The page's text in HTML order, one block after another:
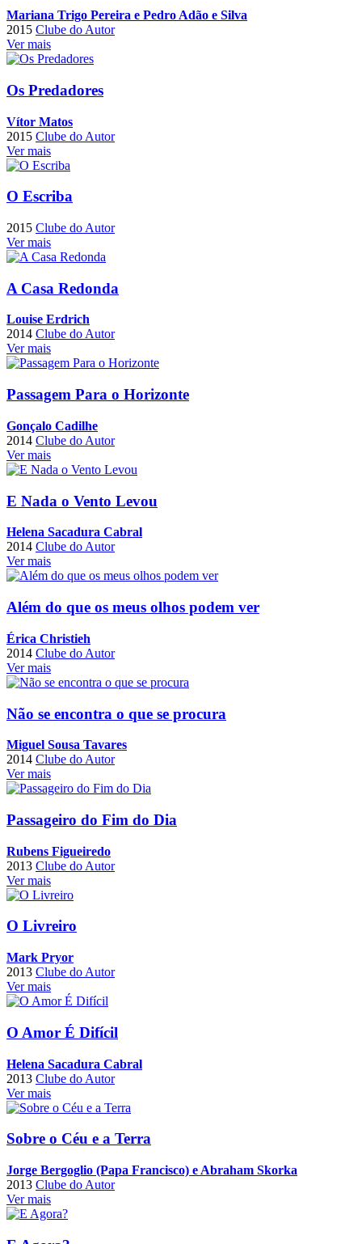
Mariana Trigo Pereira e Pedro Adão e Silva
2015 Clube do Autor
Ver mais
Os Predadores
Vítor Matos
2015 Clube do Autor
Ver mais
O Escriba
2015 Clube do Autor
Ver mais
A Casa Redonda
Louise Erdrich
2014 Clube do Autor
Ver mais
Passagem Para o Horizonte
Gonçalo Cadilhe
2014 Clube do Autor
Ver mais
E Nada o Vento Levou
Helena Sacadura Cabral
2014 Clube do Autor
Ver mais
Além do que os meus olhos podem ver
Érica Christieh
2014 Clube do Autor
Ver mais
Não se encontra o que se procura
Miguel Sousa Tavares
2014 Clube do Autor
Ver mais
Passageiro do Fim do Dia
Rubens Figueiredo
2013 Clube do Autor
Ver mais
O Livreiro
Mark Pryor
2013 Clube do Autor
Ver mais
O Amor É Difícil
Helena Sacadura Cabral
2013 Clube do Autor
Ver mais
Sobre o Céu e a Terra
Jorge Bergoglio (Papa Francisco) e Abraham Skorka
2013 Clube do Autor
Ver mais